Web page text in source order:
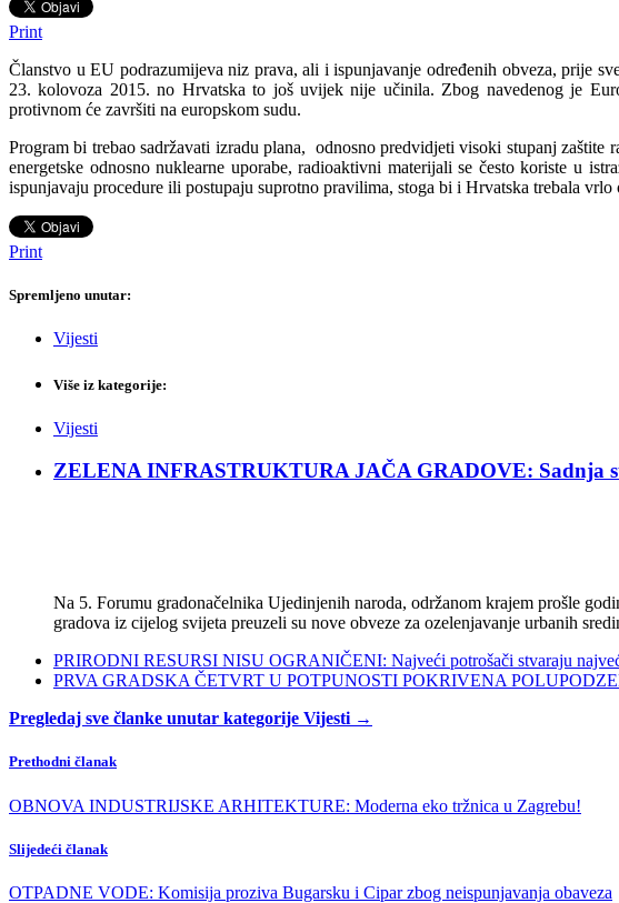
Print
Članstvo u EU podrazumijeva niz prava, ali i ispunjavanje određenih obveza, prije
23. kolovoza 2015. no Hrvatska to još uvijek nije učinila. Zbog navedenog je
protivnom će završiti na europskom sudu.
Program bi trebao sadržavati izradu plana, odnosno predvidjeti visoki stupanj
energetske odnosno nuklearne uporabe, radioaktivni materijali se često koriste u
ispunjavaju procedure ili postupaju suprotno pravilima, stoga bi i Hrvatska trebala
Print
Spremljeno unutar:
Vijesti
Više iz kategorije:
Vijesti
ZELENA INFRASTRUKTURA JAČA GRADOVE: Sadnja
Na 5. Forumu gradonačelnika Ujedinjenih naroda, održanom krajem prošle
gradova iz cijelog svijeta preuzeli su nove obveze za ozelenjavanje urbanih
PRIRODNI RESURSI NISU OGRANIČENI: Najveći potrošači stvaraju
PRVA GRADSKA ČETVRT U POTPUNOSTI POKRIVENA
Pregledaj sve članke unutar kategorije Vijesti →
Prethodni članak
OBNOVA INDUSTRIJSKE ARHITEKTURE: Moderna eko tržnica u Zagrebu!
Slijedeći članak
OTPADNE VODE: Komisija proziva Bugarsku i Cipar zbog neispunjavanja obaveza